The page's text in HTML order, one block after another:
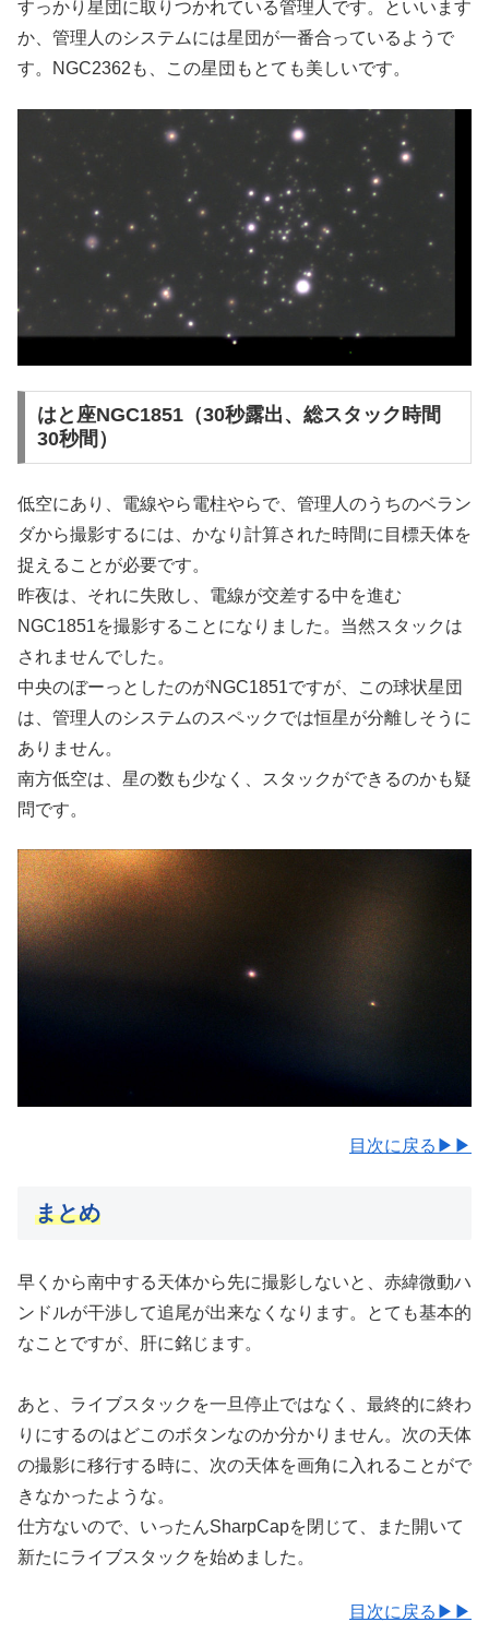
すっかり星団に取りつかれている管理人です。といいます
か、管理人のシステムには星団が一番合っているようで
す。NGC2362も、この星団もとても美しいです。
はと座NGC1851（30秒露出、総スタック時間
30秒間）
低空にあり、電線やら電柱やらで、管理人のうちのベラン
ダから撮影するには、かなり計算された時間に目標天体を
捉えることが必要です。
昨夜は、それに失敗し、電線が交差する中を進む
NGC1851を撮影することになりました。当然スタックは
されませんでした。
中央のぼーっとしたのがNGC1851ですが、この球状星団
は、管理人のシステムのスペックでは恒星が分離しそうに
ありません。
南方低空は、星の数も少なく、スタックができるのかも疑
問です。
目次に戻る▶▶
まとめ
早くから南中する天体から先に撮影しないと、赤緯微動ハ
ンドルが干渉して追尾が出来なくなります。とても基本的
なことですが、肝に銘じます。
あと、ライブスタックを一旦停止ではなく、最終的に終わ
りにするのはどこのボタンなのか分かりません。次の天体
の撮影に移行する時に、次の天体を画角に入れることがで
きなかったような。
仕方ないので、いったんSharpCapを閉じて、また開いて
新たにライブスタックを始めました。
目次に戻る▶▶